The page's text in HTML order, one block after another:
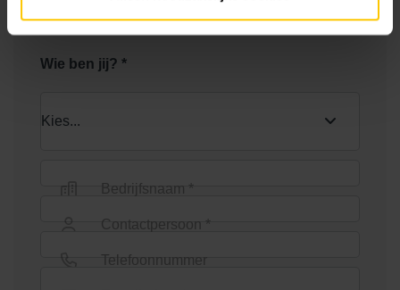
Leisure en exclusieve tuinen!
Wie ben jij? *
Bedrijfsnaam *
Contactpersoon *
Telefoonnummer